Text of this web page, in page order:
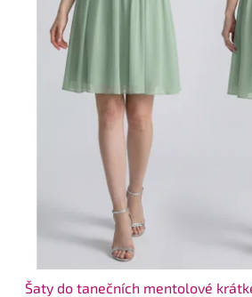
Šaty do tanečních mentolové